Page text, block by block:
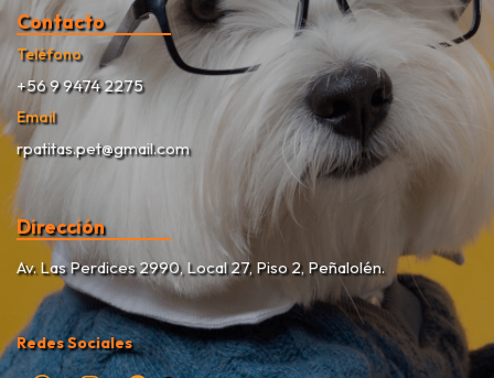
Contacto
Teléfono
+56 9 9474 2275
Email
rpatitas.pet@gmail.com
Dirección
Av. Las Perdices 2990, Local 27, Piso 2, Peñalolén.
Redes Sociales